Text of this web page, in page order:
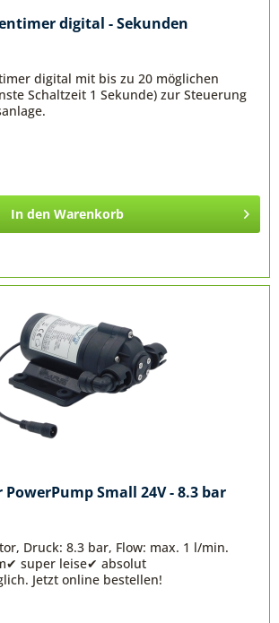
digital - Sekunden
digital mit bis zu 20 möglichen
Schaltzeit 1 Sekunde) zur Steuerung
In den Warenkorb
PowerPump Small 24V - 8.3 bar
Druck: 8.3 bar, Flow: max. 1 l/min.
super leise✔ absolut
Jetzt online bestellen!